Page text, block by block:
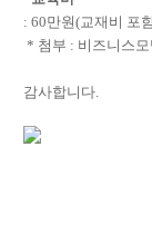
: 60만원(교재비 포
* 첨부 : 비즈니스
감사합니다.